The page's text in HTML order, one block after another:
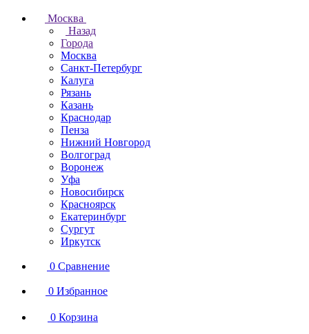
Москва
Назад
Города
Москва
Санкт-Петербург
Калуга
Рязань
Казань
Краснодар
Пенза
Нижний Новгород
Волгоград
Воронеж
Уфа
Новосибирск
Красноярск
Екатеринбург
Сургут
Иркутск
0 Сравнение
0 Избранное
0 Корзина